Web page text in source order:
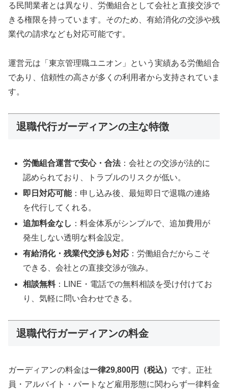
る民間業者とは異なり、労働組合として会社と直接交渉で
きる権限を持っています。そのため、有給消化の交渉や残
業代の請求なども対応可能です。
運営元は「東京管理職ユニオン」という実績ある労働組合
であり、信頼性の高さが多くの利用者から支持されていま
す。
退職代行ガーディアンの主な特徴
労働組合運営で安心・合法：会社との交渉が法的に
認められており、トラブルのリスクが低い。
即日対応可能：申し込み後、最短即日で退職の連絡
を代行してくれる。
追加料金なし ：料金体系がシンプルで、追加費用が
発生しない透明な料金設定。
有給消化・残業代交渉も対応 ：労働組合だからこそ
できる、会社との直接交渉が強み。
相談無料：LINE・電話での無料相談を受け付けてお
り、気軽に問い合わせできる。
退職代行ガーディアンの料金
ガーディアンの料金は一律29,800円（税込） です。正社
員・アルバイト・パートなど雇用形態に関わらず一律料金